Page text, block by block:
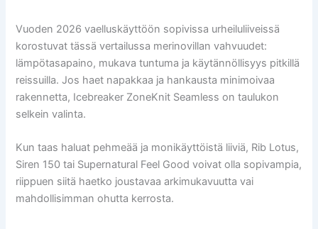
Vuoden 2026 vaelluskäyttöön sopivissa urheiluliiveissä
korostuvat tässä vertailussa merinovillan vahvuudet:
lämpötasapaino, mukava tuntuma ja käytännöllisyys pitkillä
reissuilla. Jos haet napakkaa ja hankausta minimoivaa
rakennetta, Icebreaker ZoneKnit Seamless on taulukon
selkein valinta.
Kun taas haluat pehmeää ja monikäyttöistä liiviä, Rib Lotus,
Siren 150 tai Supernatural Feel Good voivat olla sopivampia,
riippuen siitä haetko joustavaa arkimukavuutta vai
mahdollisimman ohutta kerrosta.